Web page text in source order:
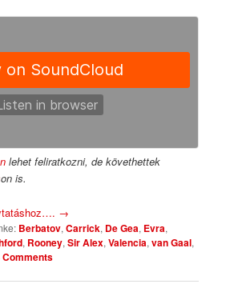
lehet feliratkozni, de követhettek
on is.
→
Berbatov,Carrick, De Gea, Evra,
, Rooney,Sir Alex,Valencia,van Gaal,
Comments